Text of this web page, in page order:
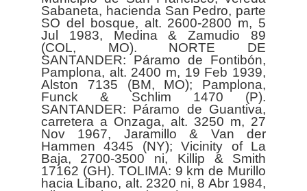
Sabaneta, hacienda San Pedro, parte
SO del bosque, alt. 2600-2800 m, 5
Jul 1983, Medina & Zamudio 89
(COL, MO). NORTE DE
SANTANDER: Páramo de Fontibón,
Pamplona, alt. 2400 m, 19 Feb 1939,
Alston 7135 (BM, MO); Pamplona,
Funck & Schlim 1470 (P).
SANTANDER: Páramo de Guantiva,
carretera a Onzaga, alt. 3250 m, 27
Nov 1967, Jaramillo & Van der
Hammen 4345 (NY); Vicinity of La
Baja, 2700-3500 ni, Killip & Smith
17162 (GH). TOLIMA: 9 km de Murillo
hacia Líbano, alt. 2320 ni, 8 Abr 1984,